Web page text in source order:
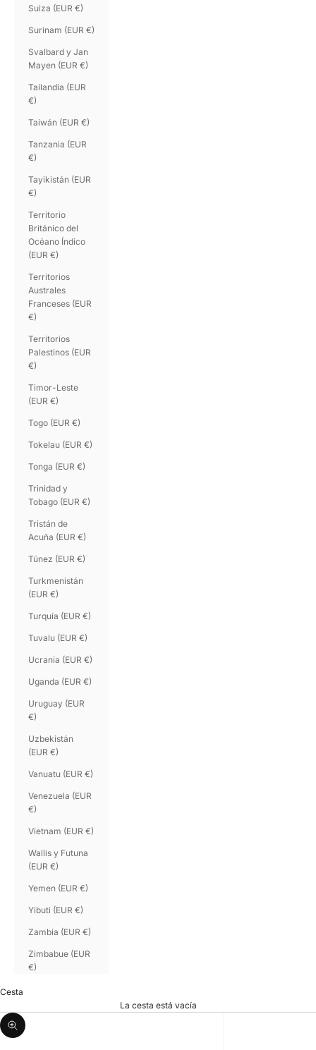
Suiza (EUR €)
Surinam (EUR €)
Svalbard y Jan
Mayen (EUR €)
Tailandia (EUR
€)
Taiwán (EUR €)
Tanzania (EUR
€)
Tayikistán (EUR
€)
Territorio
Británico del
Océano Índico
(EUR €)
Territorios
Australes
Franceses (EUR
€)
Territorios
Palestinos (EUR
€)
Timor-Leste
(EUR €)
Togo (EUR €)
Tokelau (EUR €)
Tonga (EUR €)
Trinidad y
Tobago (EUR €)
Tristán de
Acuña (EUR €)
Túnez (EUR €)
Turkmenistán
(EUR €)
Turquía (EUR €)
Tuvalu (EUR €)
Ucrania (EUR €)
Uganda (EUR €)
Uruguay (EUR
€)
Uzbekistán
(EUR €)
Vanuatu (EUR €)
Venezuela (EUR
€)
Vietnam (EUR €)
Wallis y Futuna
(EUR €)
Yemen (EUR €)
Yibuti (EUR €)
Zambia (EUR €)
Zimbabue (EUR
€)
Cesta
La cesta está vacía
Zoom